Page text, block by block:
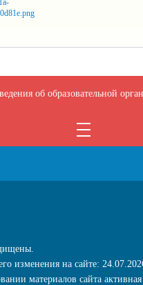
об образовательной
изменения на сайте:
материалов сайта